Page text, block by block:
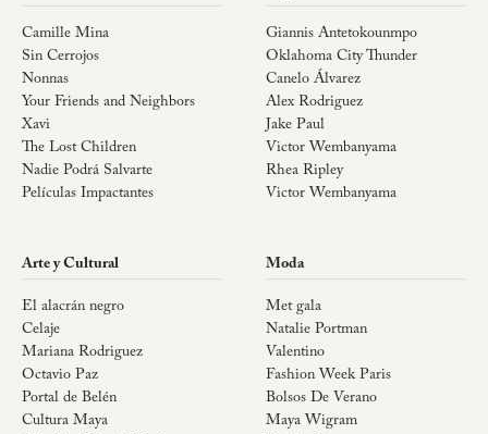
Camille Mina
Sin Cerrojos
Nonnas
Your Friends and Neighbors
Xavi
The Lost Children
Nadie Podrá Salvarte
Películas Impactantes
Giannis Antetokounmpo
Oklahoma City Thunder
Canelo Álvarez
Alex Rodriguez
Jake Paul
Victor Wembanyama
Rhea Ripley
Victor Wembanyama
Arte y Cultural
El alacrán negro
Celaje
Mariana Rodriguez
Octavio Paz
Portal de Belén
Cultura Maya
Moda
Met gala
Natalie Portman
Valentino
Fashion Week Paris
Bolsos De Verano
Maya Wigram